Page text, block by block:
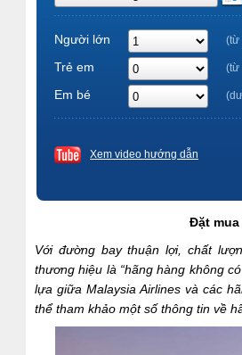
Người lớn (từ
Trẻ em (từ
Em bé
Xem video hướng dẫn
Đặt mua
Với đường bay thuận lợi, chất
thương hiệu là “hãng hàng không
lựa giữa Malaysia Airlines và các
thể tham khảo một số thông tin về